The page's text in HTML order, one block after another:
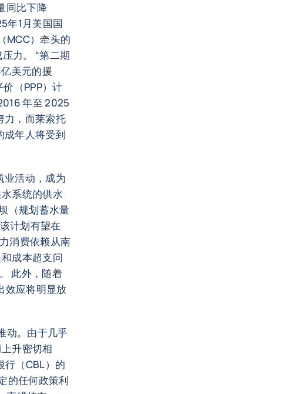
同比下降
年1月美国国
MCC）牵头的
力。 “第二期
美元的援
（PPP）计
年至 2025
力，而莱索托
成年人将受到
业活动，成为
系统的供水
（规划蓄水量
计划有望在
消费依赖从南
成本超支问
此外，随着
效应将明显放
动。由于几乎
升密切相
行（CBL）的
的任何政策利